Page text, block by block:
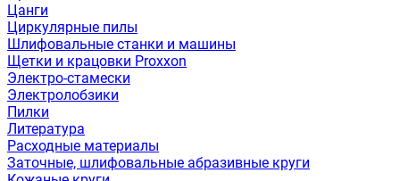
Цанги
Циркулярные пилы
Шлифовальные станки и машины
Щетки и крацовки Proxxon
Электро-стамески
Электролобзики
Пилки
Литература
Расходные материалы
Заточные, шлифовальные абразивные круги